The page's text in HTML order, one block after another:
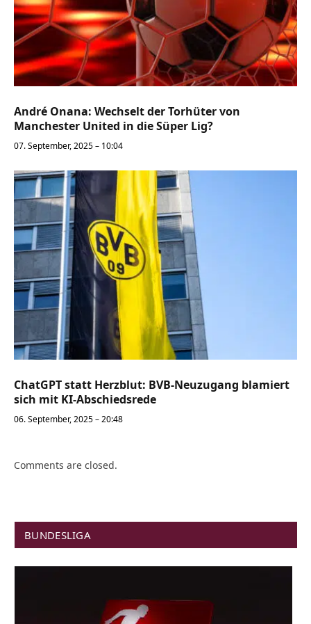
André Onana: Wechselt der Torhüter von
Manchester United in die Süper Lig?
07. September, 2025 – 10:04
ChatGPT statt Herzblut: BVB-Neuzugang blamiert
sich mit KI-Abschiedsrede
06. September, 2025 – 20:48
Comments are closed.
BUNDESLIGA